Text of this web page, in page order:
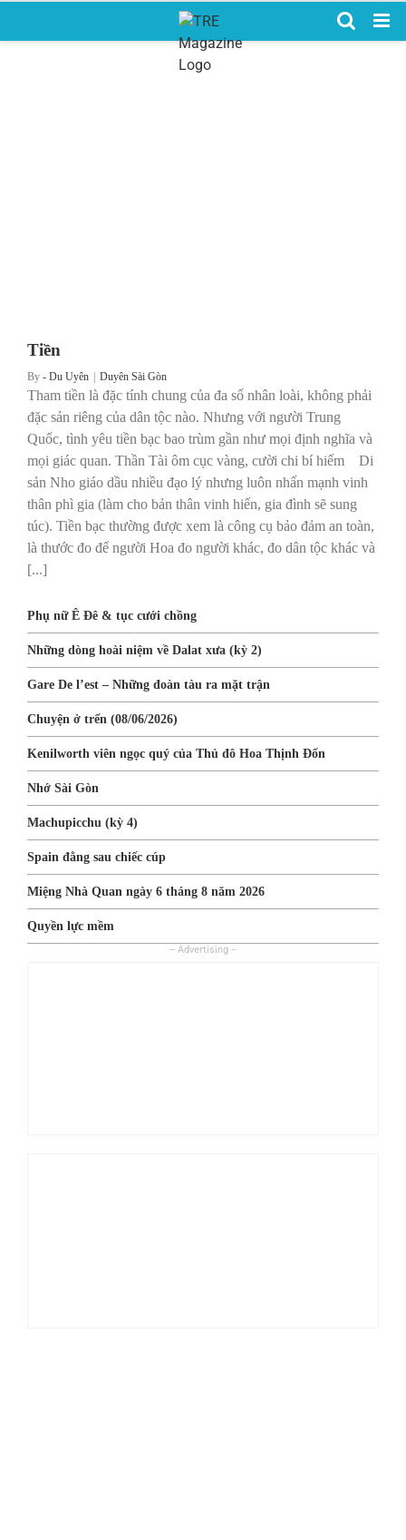
Tiền
By - Du Uyên | Duyên Sài Gòn
Tham tiền là đặc tính chung của đa số nhân loài, không phải
đặc sản riêng của dân tộc nào. Nhưng với người Trung
Quốc, tình yêu tiền bạc bao trùm gần như mọi định nghĩa và
mọi giác quan. Thần Tài ôm cục vàng, cười chi bí hiểm Di
sản Nho giáo dầu nhiều đạo lý nhưng luôn nhấn mạnh vinh
thân phì gia (làm cho bản thân vinh hiển, gia đình sẽ sung
túc). Tiền bạc thường được xem là công cụ bảo đảm an toàn,
là thước đo để người Hoa đo người khác, đo dân tộc khác và
[...]
Phụ nữ Ê Đê & tục cưới chồng
Những dòng hoài niệm về Dalat xưa (kỳ 2)
Gare De l’est – Những đoàn tàu ra mặt trận
Chuyện ở trển (08/06/2026)
Kenilworth viên ngọc quý của Thủ đô Hoa Thịnh Đốn
Nhớ Sài Gòn
Machupicchu (kỳ 4)
Spain đằng sau chiếc cúp
Miệng Nhà Quan ngày 6 tháng 8 năm 2026
Quyền lực mềm